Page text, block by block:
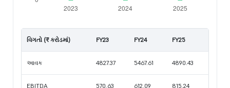
વિગતો (₹ કરોડમાં) FY23 FY24 FY25
આવક 4827.37 5467.61 4890.43
EBITDA 570.63 612.09 815.24